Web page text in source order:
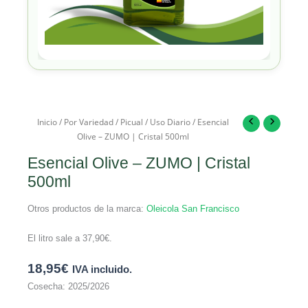
Inicio/ Por Variedad/ Picual / Uso Diario/ Esencial
Olive – ZUMO | Cristal 500ml
Esencial Olive – ZUMO | Cristal
500ml
Otros productos de la marca: Oleicola San Francisco
El litro sale a 37,90€.
18,95€ IVA incluido.
Cosecha: 2025/2026